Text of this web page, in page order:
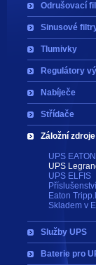
Odrušovací
Sinusové
Tlumivky
Regulátory
Nabíječe
Střídače
Záložní
UPS EATON
UPS
UPS ELFIS
Eaton
Skladem v
Služby UPS
Baterie pro